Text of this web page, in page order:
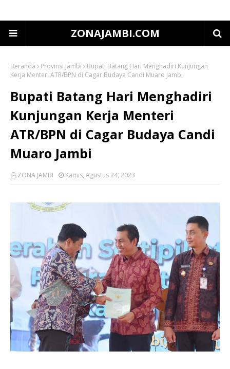
ZONAJAMBI.COM
Beranda Provinsi Jambi
Bupati Batang Hari Menghadiri Kunjungan
Kerja Menteri ATR/BPN di Cagar Budaya Candi Muaro Jambi
Bupati Batang Hari Menghadiri
Kunjungan Kerja Menteri
ATR/BPN di Cagar Budaya Candi
Muaro Jambi
ZONA JAMBI Kamis, Agustus 24, 2023